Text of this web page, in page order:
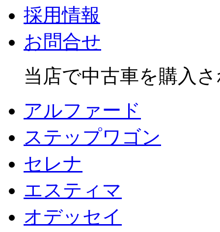
採用情報
お問合せ
当店で中古車を購入
アルファード
ステップワゴン
セレナ
エスティマ
オデッセイ